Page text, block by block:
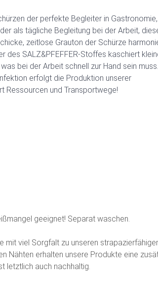
der perfekte Begleiter in Gastronomie,
als tägliche Begleitung bei der Arbeit,
zeitlose Grauton der Schürze
des SALZ&PFEFFER-Stoffes kaschiert
bei der Arbeit schnell zur Hand sein
erfolgt die Produktion unserer
Ressourcen und Transportwege!
geeignet! Separat waschen.
viel Sorgfalt zu unseren
Nähten erhalten unsere Produkte eine
letztlich auch nachhaltig.